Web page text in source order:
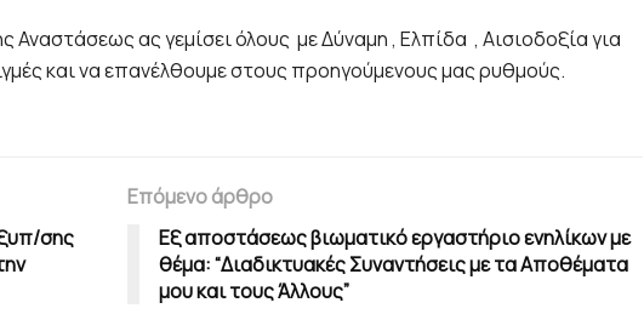
Αναστάσεως ας γεμίσει όλους με Δύναμη , Ελπίδα , Αισιοδοξία για
και να επανέλθουμε στους προηγούμενους μας ρυθμούς.
σης
Επόμενο άρθρο
Eξ αποστάσεως βιωματικό εργαστήριο ενηλίκων με
θέμα: “Διαδικτυακές Συναντήσεις με τα Αποθέματα
μου και τους Άλλους”